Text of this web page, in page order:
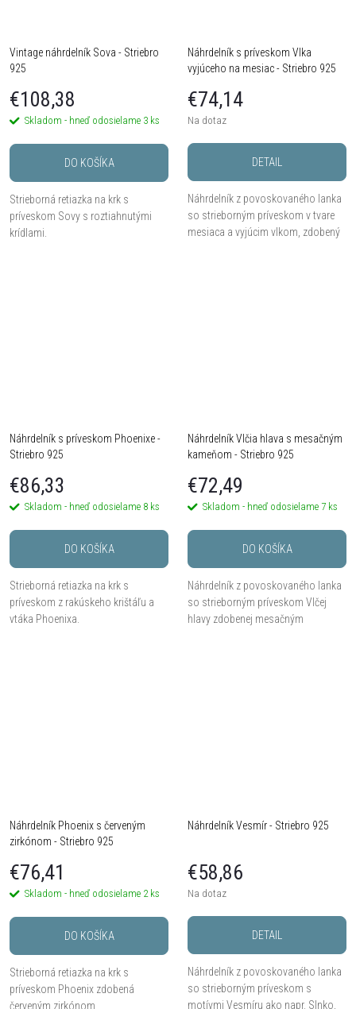
Vintage náhrdelník Sova - Striebro
925
€108,38
Skladom - hneď odosielame 3 ks
DO KOŠÍKA
Strieborná retiazka na krk s
príveskom Sovy s roztiahnutými
krídlami.
Náhrdelník s príveskom Vlka
vyjúceho na mesiac - Striebro 925
€74,14
Na dotaz
DETAIL
Náhrdelník z povoskovaného lanka
so strieborným príveskom v tvare
mesiaca a vyjúcim vlkom, zdobený
Náhrdelník s príveskom Phoenixe -
Striebro 925
€86,33
Skladom - hneď odosielame 8 ks
DO KOŠÍKA
Strieborná retiazka na krk s
príveskom z rakúskeho krištáľu a
vtáka Phoenixa.
Náhrdelník Vlčia hlava s mesačným
kameňom - ​​Striebro 925
€72,49
Skladom - hneď odosielame 7 ks
DO KOŠÍKA
Náhrdelník z povoskovaného lanka
so strieborným príveskom Vlčej
hlavy zdobenej mesačným
Náhrdelník Phoenix s červeným
zirkónom - Striebro 925
€76,41
Skladom - hneď odosielame 2 ks
DO KOŠÍKA
Strieborná retiazka na krk s
príveskom Phoenix zdobená
červeným zirkónom.
Náhrdelník Vesmír - Striebro 925
€58,86
Na dotaz
DETAIL
Náhrdelník z povoskovaného lanka
so strieborným príveskom s
motívmi Vesmíru ako napr. Slnko,